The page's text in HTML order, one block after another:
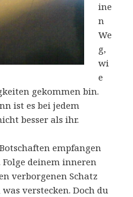
ine
n
We
g,
wi
e
gekommen bin.
ist es bei jedem
besser als ihr.
empfangen
deinem inneren
verborgenen Schatz
verstecken. Doch du